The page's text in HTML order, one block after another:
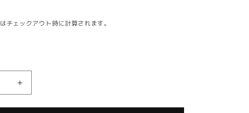
はチェックアウト時に計算されます。
【お